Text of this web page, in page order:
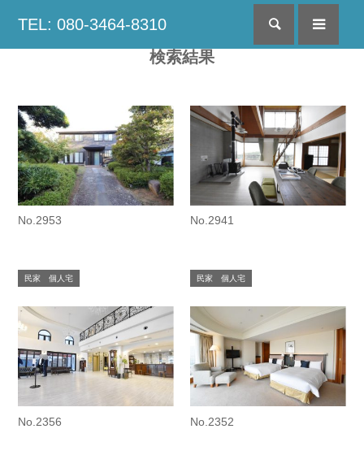
TEL: 080-3464-8310 検索
検索結果
No.2953
民家 個人宅
No.2941
民家 個人宅
No.2356 No.2352